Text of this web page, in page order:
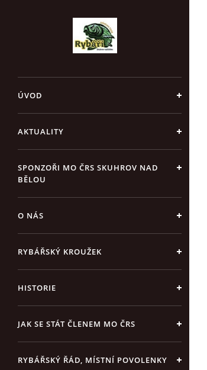
ÚVOD
AKTUALITY
SPONZOŘI MO ČRS SKUHROV NAD
BĚLOU
O NÁS
RYBÁŘSKÝ KROUŽEK
HISTORIE
JAK SE STÁT ČLENEM MO ČRS
RYBÁŘSKÝ ŘÁD, MÍSTNÍ POVOLENKY